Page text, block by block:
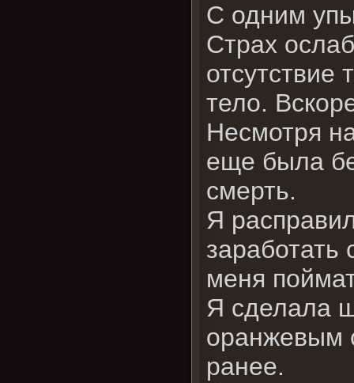
С одним
Страх
отсутствие
тело.
Несмотря
еще была
смерть.
Я
меня
Я сделала
оранжевым
ранее.